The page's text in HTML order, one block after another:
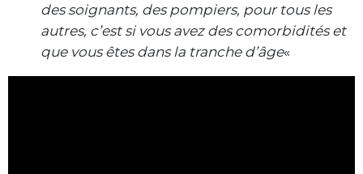
des soignants, des pompiers, pour tous les
autres, c’est si vous avez des comorbidités et
que vous êtes dans la tranche d’âge«